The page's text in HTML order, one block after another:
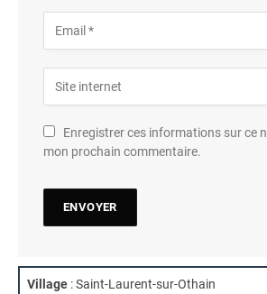
Enregistrer ces informations sur ce
mon prochain commentaire.
Village : Saint-Laurent-sur-Othain